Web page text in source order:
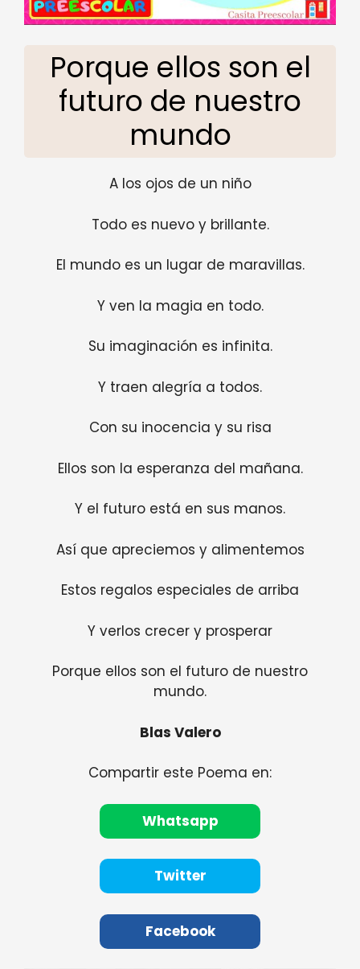
Porque ellos son el
futuro de nuestro
mundo
A los ojos de un niño
Todo es nuevo y brillante.
El mundo es un lugar de maravillas.
Y ven la magia en todo.
Su imaginación es infinita.
Y traen alegría a todos.
Con su inocencia y su risa
Ellos son la esperanza del mañana.
Y el futuro está en sus manos.
Así que apreciemos y alimentemos
Estos regalos especiales de arriba
Y verlos crecer y prosperar
Porque ellos son el futuro de nuestro
mundo.
Blas Valero
Compartir este Poema en:
Whatsapp
Twitter
Facebook